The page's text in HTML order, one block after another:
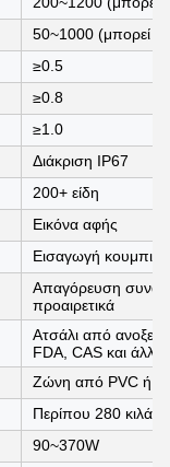
50~1000 (μπορεί
≥0.5
≥0.8
≥1.0
Διάκριση IP67
200+ είδη
Εικόνα αφής
Εισαγωγή
Απαγόρευση
προαιρετικά
Ατσάλι από
FDA, CAS και
Ζώνη από PVC ή
Περίπου 280 κιλά.
90~370W